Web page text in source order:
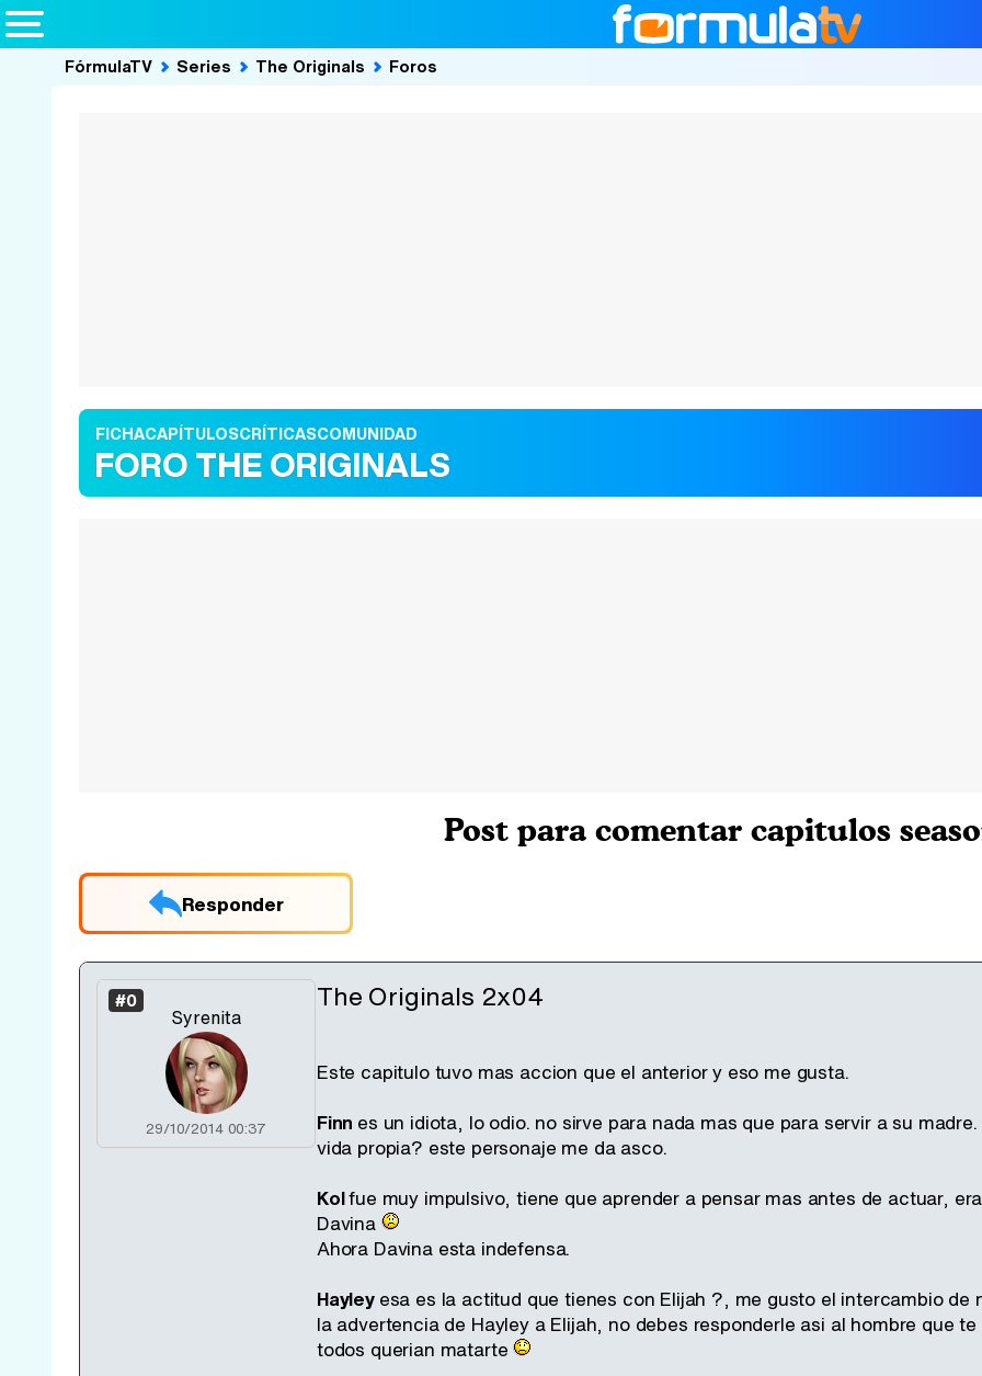
FórmulaTV Series The Originals Foros
FICHACAPÍTULOSCRÍTICASCOMUNIDAD
FORO THE ORIGINALS
Post para comentar capitulos
Responder
#0
Syrenita
29/10/2014 00:37
The Originals 2x04
Este capitulo tuvo mas accion que el anterior y eso me gusta.
Finn es un idiota, lo odio. no sirve para nada mas que para servir a su
vida propia? este personaje me da asco.
Kolfue muy impulsivo, tiene que aprender a pensar mas antes de actuar,
Davina
Ahora Davina esta indefensa.
Hayley esa es la actitud que tienes con Elijah ?, me gusto el intercambio
la advertencia de Hayley a Elijah, no debes responderle asi al hombre que
todos querian matarte